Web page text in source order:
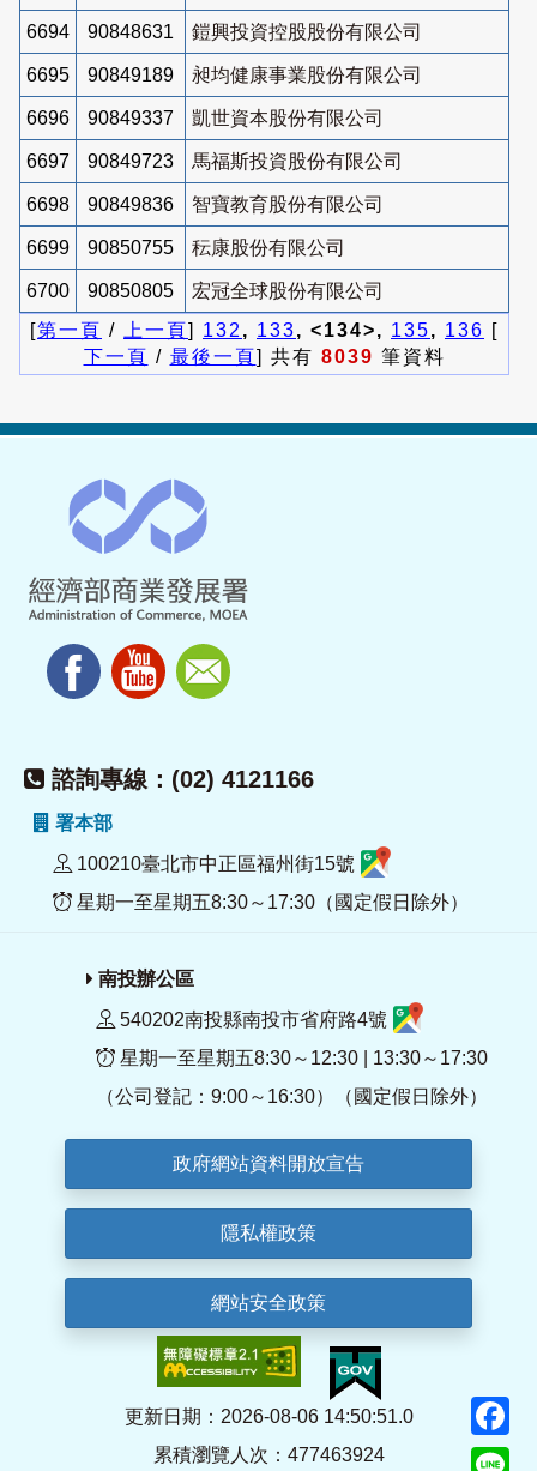
6694 90848631 鎧興投資控股股份有限公司
6695 90849189 昶均健康事業股份有限公司
6696 90849337 凱世資本股份有限公司
6697 90849723 馬福斯投資股份有限公司
6698 90849836 智寶教育股份有限公司
6699 90850755 秐康股份有限公司
6700 90850805
宏冠全球股份有限公司
[第一頁 / 上一頁] 132 , 133, <134>, 135, 136 [
下一頁 / 最後一頁] 共有 8039 筆資料
諮詢專線：(02) 4121166
署本部
100210臺北市中正區福州街15號
星期一至星期五8:30～17:30（國定假日除外）
南投辦公區
540202南投縣南投市省府路4號
星期一至星期五8:30～12:30 | 13:30～17:30
（公司登記：9:00～16:30）（國定假日除外）
政府網站資料開放宣告
隱私權政策
網站安全政策
更新日期：2026-08-06 14:50:51.0
累積瀏覽人次：477463924